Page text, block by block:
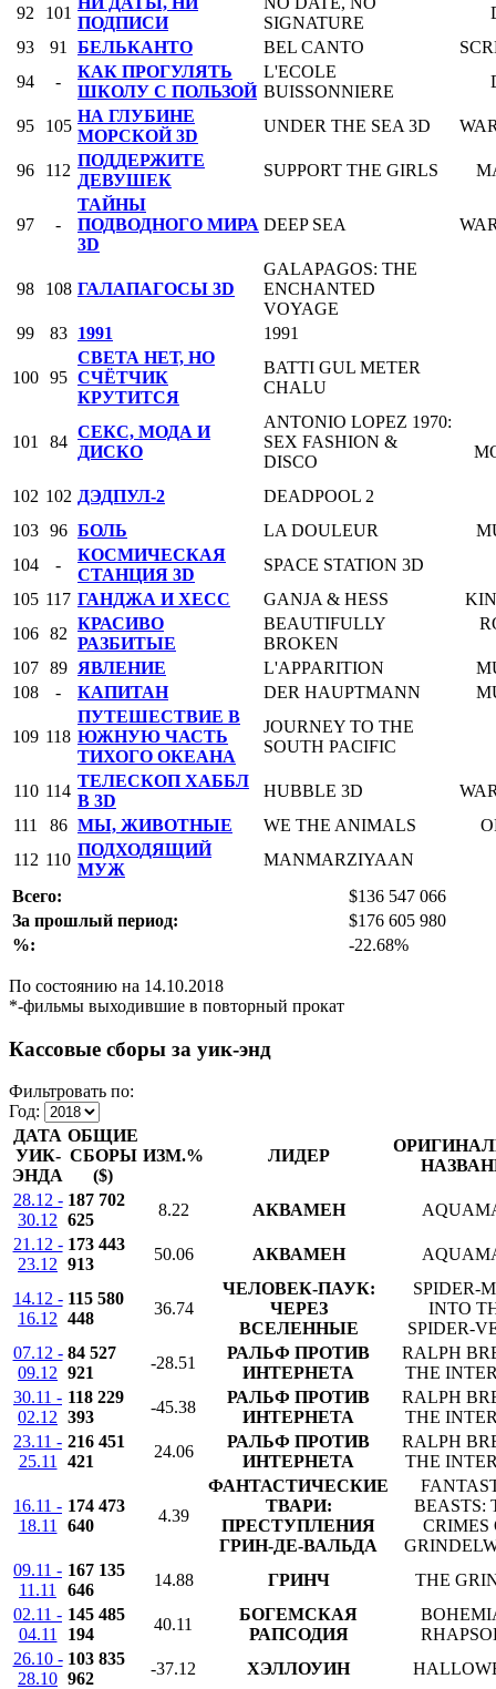
92 101
ПОДПИСИ
SIGNATURE
93
91 БЕЛЬКАНТО BEL CANTO
94
-
КАК ПРОГУЛЯТЬ
ШКОЛУ С ПОЛЬЗОЙ
L'ECOLE
BUISSONNIERE
95 105
НА ГЛУБИНЕ
МОРСКОЙ 3D
UNDER THE SEA 3D
96 112
ПОДДЕРЖИТЕ
ДЕВУШЕК
SUPPORT THE GIRLS
97 -
ТАЙНЫ
ПОДВОДНОГО МИРА
3D
DEEP SEA
98 108 ГАЛАПАГОСЫ 3D
GALAPAGOS: THE
ENCHANTED
VOYAGE
99
83 1991 1991
100 95
СВЕТА НЕТ, НО
СЧЁТЧИК
КРУТИТСЯ
BATTI GUL METER
CHALU
101 84
СЕКС, МОДА И
ДИСКО
ANTONIO LOPEZ 1970:
SEX FASHION &
DISCO
102 102 ДЭДПУЛ-2
DEADPOOL 2
103 96 БОЛЬ LA DOULEUR
104
-
КОСМИЧЕСКАЯ
СТАНЦИЯ 3D
SPACE STATION 3D
105 117 ГАНДЖА И ХЕСС GANJA & HESS
106 82
КРАСИВО
РАЗБИТЫЕ
BEAUTIFULLY
BROKEN
107 89 ЯВЛЕНИЕ L'APPARITION
108
- КАПИТАН DER HAUPTMANN
109 118
ПУТЕШЕСТВИЕ В
ЮЖНУЮ ЧАСТЬ
ТИХОГО ОКЕАНА
JOURNEY TO THE
SOUTH PACIFIC
110 114
ТЕЛЕСКОП ХАББЛ
В 3D
HUBBLE 3D
111
86 МЫ, ЖИВОТНЫЕ WE THE ANIMALS
112 110
ПОДХОДЯЩИЙ
МУЖ
MANMARZIYAAN
Всего:
$136 547 066
За прошлый период:
$176 605 980
%:
-22.68%
По состоянию на 14.10.2018
*-фильмы выходившие в повторный прокат
Кассовые сборы за уик-энд
Фильтровать по:
Год:
ДАТА
УИК-
ЭНДА
ОБЩИЕ
СБОРЫ
($)
ИЗМ.% ЛИДЕР
28.12 -
30.12
187 702
625
8.22 АКВАМЕН
21.12 -
23.12
173 443
913
50.06 АКВАМЕН
14.12 -
16.12
115 580
448
36.74
ЧЕЛОВЕК-ПАУК:
ЧЕРЕЗ
ВСЕЛЕННЫЕ
SPIDER-
INTO
SPIDER-
07.12 -
09.12
84 527
921
-28.51
РАЛЬФ ПРОТИВ
ИНТЕРНЕТА
RALPH
THE
30.11 -
02.12
118 229
393
-45.38
РАЛЬФ ПРОТИВ
ИНТЕРНЕТА
RALPH
THE
23.11 -
25.11
216 451
421
24.06
РАЛЬФ ПРОТИВ
ИНТЕРНЕТА
RALPH
THE
16.11 -
18.11
174 473
640
4.39
ФАНТАСТИЧЕСКИЕ
ТВАРИ:
ПРЕСТУПЛЕНИЯ
ГРИН-ДЕ-ВАЛЬДА
BEASTS:
CRIMES
09.11 -
11.11
167 135
646
14.88 ГРИНЧ
THE
02.11 -
04.11
145 485
194
40.11
БОГЕМСКАЯ
РАПСОДИЯ
26.10 -
28.10
103 835
962
-37.12 ХЭЛЛОУИН